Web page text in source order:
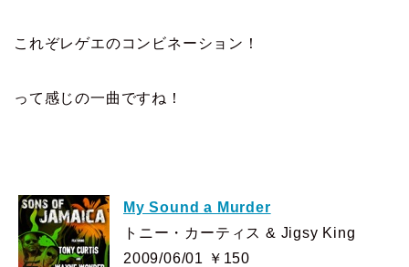
これぞレゲエのコンビネーション！
って感じの一曲ですね！
My Sound a Murder
トニー・カーティス & Jigsy King
2009/06/01 ￥150